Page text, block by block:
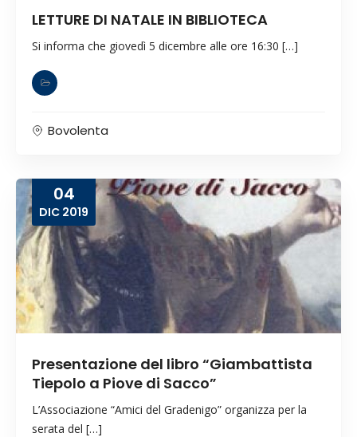
LETTURE DI NATALE IN BIBLIOTECA
Si informa che giovedì 5 dicembre alle ore 16:30 […]
Bovolenta
04
DIC 2019
Presentazione del libro “Giambattista
Tiepolo a Piove di Sacco”
L’Associazione “Amici del Gradenigo” organizza per la
serata del […]